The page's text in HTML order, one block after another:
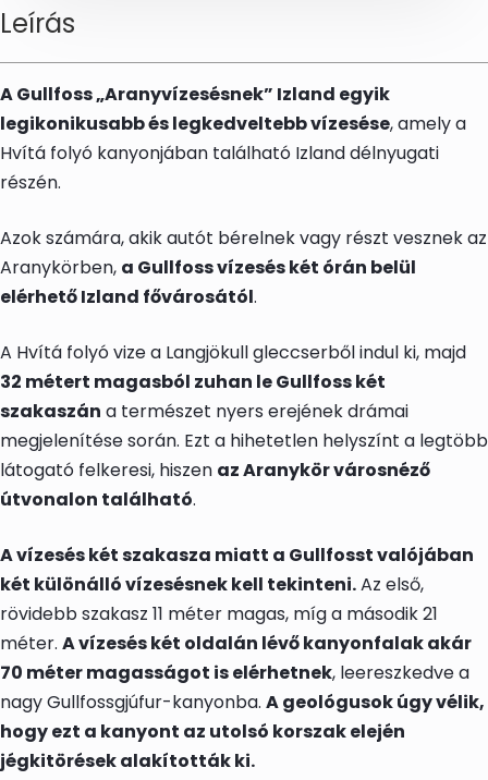
Leírás
A Gullfoss „Aranyvízesésnek” Izland egyik
legikonikusabb és legkedveltebb vízesése, amely a
Hvítá folyó kanyonjában található Izland délnyugati
részén.
Azok számára, akik autót bérelnek vagy részt vesznek az
Aranykörben, a Gullfoss vízesés két órán belül
elérhető Izland fővárosától.
A Hvítá folyó vize a Langjökull gleccserből indul ki, majd
32 métert magasból zuhan le Gullfoss két
szakaszán a természet nyers erejének drámai
megjelenítése során. Ezt a hihetetlen helyszínt a legtöbb
látogató felkeresi, hiszen az Aranykör városnéző
útvonalon található.
A vízesés két szakasza miatt a Gullfosst valójában
két különálló vízesésnek kell tekinteni.Az első,
rövidebb szakasz 11 méter magas, míg a második 21
méter. A vízesés két oldalán lévő kanyonfalak akár
70 méter magasságot is elérhetnek, leereszkedve a
nagy Gullfossgjúfur-kanyonba. A geológusok úgy vélik,
hogy ezt a kanyont az utolsó korszak elején
jégkitörések alakították ki.